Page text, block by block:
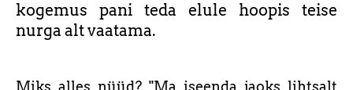
kogemus pani teda elule hoopis teise
nurga alt vaatama.
Miks alles nüüd? "Ma iseenda jaoks lihtsalt